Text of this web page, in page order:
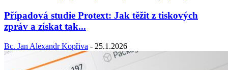
Případová studie Protext: Jak těžit z tiskových
zpráv a získat tak...
Bc. Jan Alexandr Kopřiva - 25.1.2026